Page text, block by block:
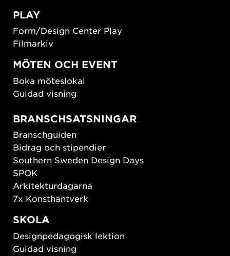
PLAY
Form/Design Center Play
Filmarkiv
MÖTEN OCH EVENT
Boka möteslokal
Guidad visning
BRANSCHSATSNINGAR
Branschguiden
Bidrag och stipendier
Southern Sweden Design Days
SPOK
Arkitekturdagarna
7x Konsthantverk
SKOLA
Designpedagogisk lektion
Guidad visning